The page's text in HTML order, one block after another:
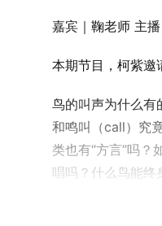
嘉宾｜鞠老师 主
本期节目，柯紫邀
鸟的叫声为什么有
和鸣叫（call）究
类也有“方言”吗
唱吗？什么鸟能终
报？轻柔的鸟鸣